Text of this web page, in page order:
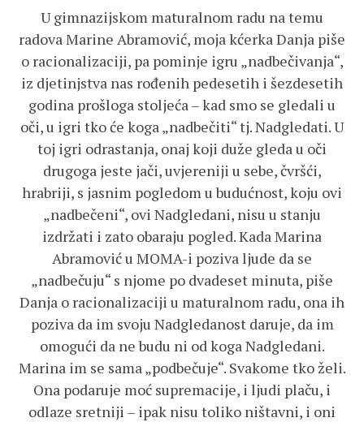
U gimnazijskom maturalnom radu na temu
radova Marine Abramović, moja kćerka Danja piše
o racionalizaciji, pa pominje igru „nadbečivanja“,
iz djetinjstva nas rođenih pedesetih i šezdesetih
godina prošloga stoljeća – kad smo se gledali u
oči, u igri tko će koga „nadbečiti“ tj. Nadgledati. U
toj igri odrastanja, onaj koji duže gleda u oči
drugoga jeste jači, uvjereniji u sebe, čvršći,
hrabriji, s jasnim pogledom u budućnost, koju ovi
„nadbečeni“, ovi Nadgledani, nisu u stanju
izdržati i zato obaraju pogled. Kada Marina
Abramović u MOMA-i poziva ljude da se
„nadbečuju“ s njome po dvadeset minuta, piše
Danja o racionalizaciji u maturalnom radu, ona ih
poziva da im svoju Nadgledanost daruje, da im
omogući da ne budu ni od koga Nadgledani.
Marina im se sama „podbečuje“. Svakome tko želi.
Ona podaruje moć supremacije, i ljudi plaču, i
odlaze sretniji – ipak nisu toliko ništavni, i oni